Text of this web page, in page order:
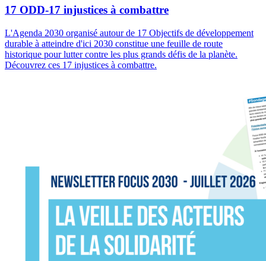
17 ODD-17 injustices à combattre
L'Agenda 2030 organisé autour de 17 Objectifs de développement
durable à atteindre d'ici 2030 constitue une feuille de route
historique pour lutter contre les plus grands défis de la planète.
Découvrez ces 17 injustices à combattre.